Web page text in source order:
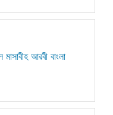
আরবী বাংলা